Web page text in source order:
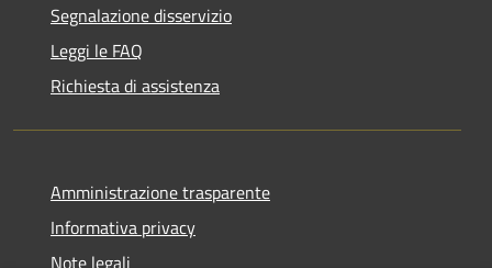
Segnalazione disservizio
Leggi le FAQ
Richiesta di assistenza
Amministrazione trasparente
Informativa privacy
Note legali